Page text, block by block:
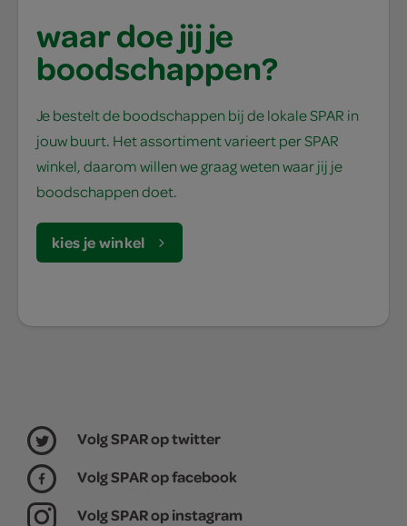
waar doe jij je
boodschappen?
Je bestelt de boodschappen bij de lokale SPAR in
jouw buurt. Het assortiment varieert per SPAR
winkel, daarom willen we graag weten waar jij je
boodschappen doet.
kies je winkel
Volg SPAR op twitter
Volg SPAR op facebook
Volg SPAR op instagram